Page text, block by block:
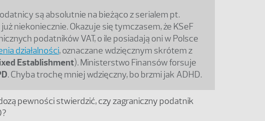
są absolutnie na bieżąco z serialem pt.
niekoniecznie. Okazuje się tymczasem, że KSeF
podatników VAT, o ile posiadają oni w Polsce
działalności, oznaczane wdzięcznym skrótem z
Establishment). Ministerstwo Finansów forsuje
. Chyba trochę mniej wdzięczny, bo brzmi jak ADHD.
pewności stwierdzić, czy zagraniczny podatnik